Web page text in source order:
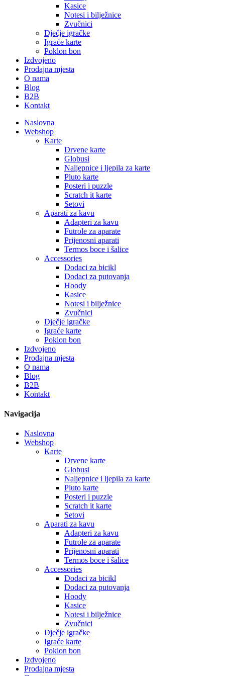
Kasice
Notesi i bilježnice
Zvučnici
Dječje igračke
Igraće karte
Poklon bon
Izdvojeno
Prodajna mjesta
O nama
Blog
B2B
Kontakt
Naslovna
Webshop
Karte
Drvene karte
Globusi
Naljepnice i ljepila za karte
Pluto karte
Posteri i puzzle
Scratch it karte
Setovi
Aparati za kavu
Adapteri za kavu
Futrole za aparate
Prijenosni aparati
Termos boce i šalice
Accessories
Dodaci za bicikl
Dodaci za putovanja
Hoody
Kasice
Notesi i bilježnice
Zvučnici
Dječje igračke
Igraće karte
Poklon bon
Izdvojeno
Prodajna mjesta
O nama
Blog
B2B
Kontakt
Navigacija
Naslovna
Webshop
Karte
Drvene karte
Globusi
Naljepnice i ljepila za karte
Pluto karte
Posteri i puzzle
Scratch it karte
Setovi
Aparati za kavu
Adapteri za kavu
Futrole za aparate
Prijenosni aparati
Termos boce i šalice
Accessories
Dodaci za bicikl
Dodaci za putovanja
Hoody
Kasice
Notesi i bilježnice
Zvučnici
Dječje igračke
Igraće karte
Poklon bon
Izdvojeno
Prodajna mjesta